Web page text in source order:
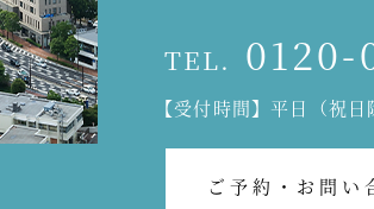
TEL.
【受付時間】平日（祝
ご予約・お問い